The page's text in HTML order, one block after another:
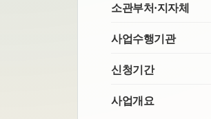
소관부처·지자체
사업수행기관
신청기간
사업개요